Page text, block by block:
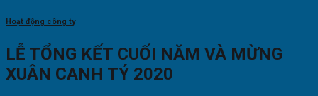
Hoạt động công ty
LỄ TỔNG KẾT CUỐI NĂM VÀ MỪNG
XUÂN CANH TÝ 2020